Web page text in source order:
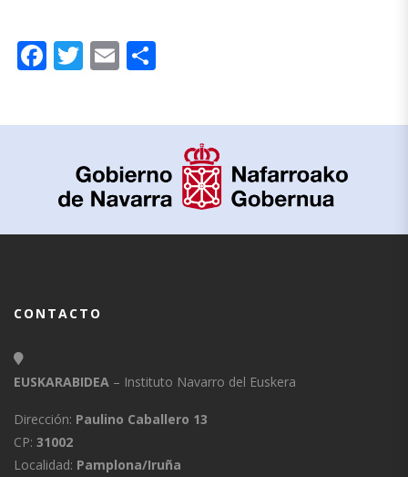
Facebook
Twitter
Email
CONTACTO
EUSKARABIDEA – Instituto Navarro del Euskera
Dirección: Paulino Caballero 13
CP: 31002
Localidad: Pamplona/Iruña